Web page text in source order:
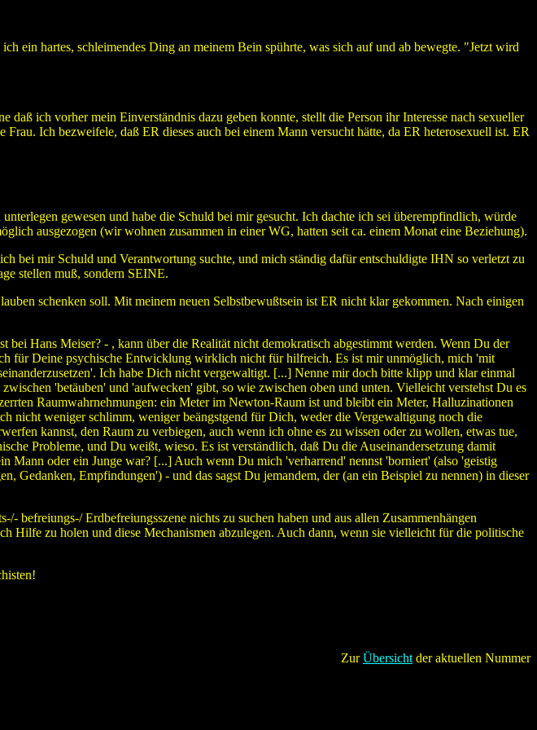
ein hartes, schleimendes Ding an meinem Bein spührte, was sich auf und ab bewegte. "Jetzt wird
ich vorher mein Einverständnis dazu geben konnte, stellt die Person ihr Interesse nach sexueller
Ich bezweifele, daß ER dieses auch bei einem Mann versucht hätte, da ER heterosexuell ist. ER
gewesen und habe die Schuld bei mir gesucht. Ich dachte ich sei überempfindlich, würde
ausgezogen (wir wohnen zusammen in einer WG, hatten seit ca. einem Monat eine Beziehung).
bei mir Schuld und Verantwortung suchte, und mich ständig dafür entschuldigte IHN so verletzt zu
stellen muß, sondern SEINE.
schenken soll. Mit meinem neuen Selbstbewußtsein ist ER nicht klar gekommen. Nach einigen
Hans Meiser? - , kann über die Realität nicht demokratisch abgestimmt werden. Wenn Du der
für Deine psychische Entwicklung wirklich nicht für hilfreich. Es ist mir unmöglich, mich 'mit
Ich habe Dich nicht vergewaltigt. [...] Nenne mir doch bitte klipp und klar einmal
'betäuben' und 'aufwecken' gibt, so wie zwischen oben und unten. Vielleicht verstehst Du es
Raumwahrnehmungen: ein Meter im Newton-Raum ist und bleibt ein Meter, Halluzinationen
nicht weniger schlimm, weniger beängstgend für Dich, weder die Vergewaltigung noch die
kannst, den Raum zu verbiegen, auch wenn ich ohne es zu wissen oder zu wollen, etwas tue,
Probleme, und Du weißt, wieso. Es ist verständlich, daß Du die Auseinandersetzung damit
Mann oder ein Junge war? [...] Auch wenn Du mich 'verharrend' nennst 'borniert' (also 'geistig
Gedanken, Empfindungen') - und das sagst Du jemandem, der (an ein Beispiel zu nennen) in dieser
befreiungs-/ Erdbefreiungsszene nichts zu suchen haben und aus allen Zusammenhängen
Hilfe zu holen und diese Mechanismen abzulegen. Auch dann, wenn sie vielleicht für die politische
ZurÜbersicht der aktuellen Nummer